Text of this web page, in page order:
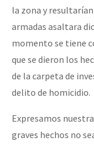
la zona y
armadas asaltara
momento se tiene
que se dieron los
de la carpeta de
delito de homicidio.
Expresamos
graves hechos no